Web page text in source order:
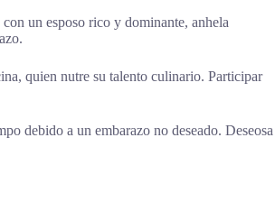
un esposo rico y dominante, anhela
quien nutre su talento culinario. Participar
debido a un embarazo no deseado. Deseosa